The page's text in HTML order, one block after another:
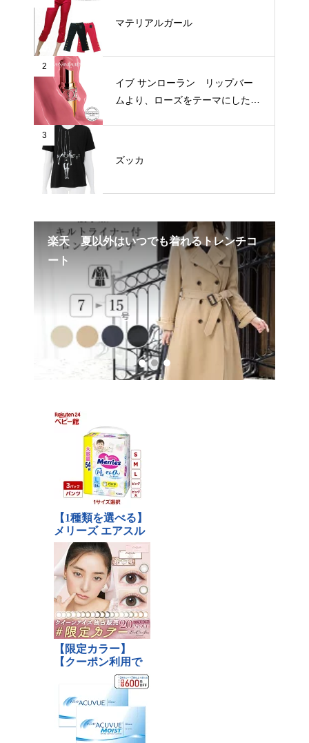
マテリアルガール
2
イブ サンローラン リップバー
ムより、ローズをテーマにした新
3
ズッカ
楽天 夏以外はいつでも着れるトレンチコ
ート